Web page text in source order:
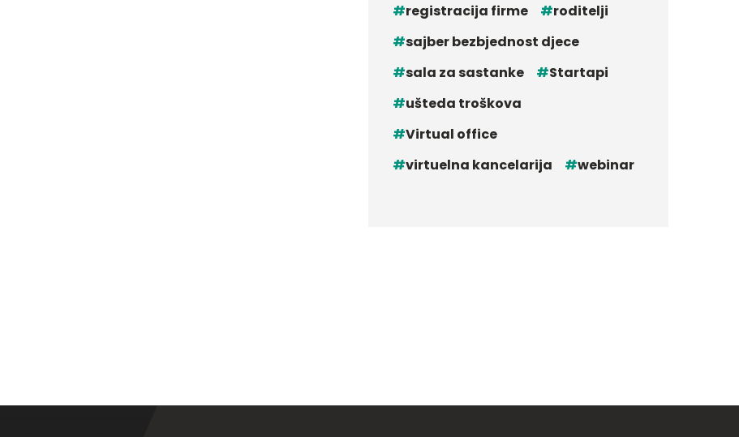
registracija firme
roditelji
sajber bezbjednost djece
sala za sastanke
Startapi
ušteda troškova
Virtual office
virtuelna kancelarija
webinar